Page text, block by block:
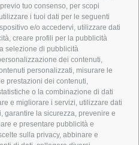
tuo consenso, per scopi
i tuoi dati per le seguenti
e/o accedervi, utilizzare dati
creare profili per la pubblicità
selezione di pubblicità
dei contenuti,
personalizzati, misurare le
prestazioni dei contenuti,
o la combinazione di dati
e migliorare i servizi, utilizzare dati
garantire la sicurezza, prevenire e
e presentare pubblicità e
sulla privacy, abbinare e